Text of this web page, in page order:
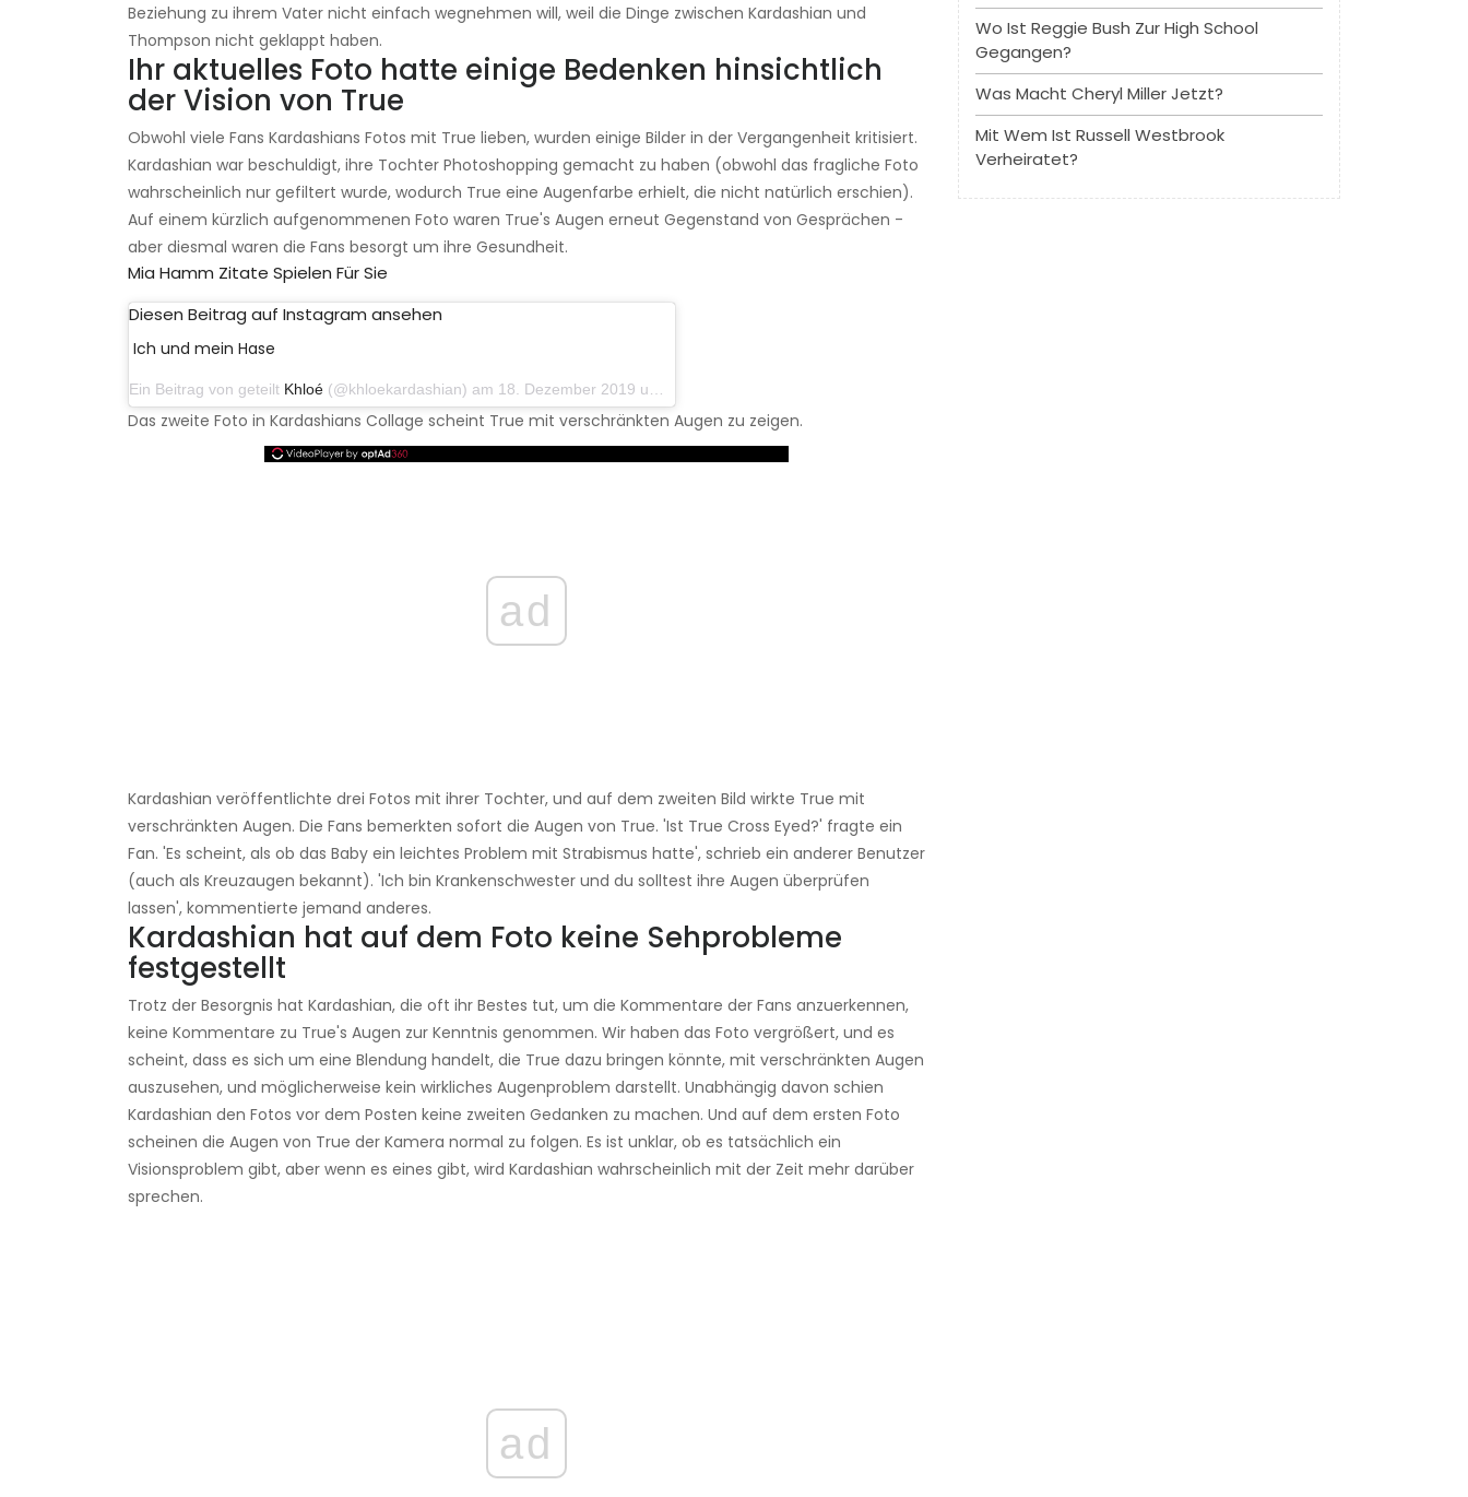
Beziehung zu ihrem Vater nicht einfach wegnehmen will, weil die Dinge zwischen Kardashian und
Thompson nicht geklappt haben.
Ihr aktuelles Foto hatte einige Bedenken hinsichtlich
der Vision von True
Obwohl viele Fans Kardashians Fotos mit True lieben, wurden einige Bilder in der Vergangenheit kritisiert.
Kardashian war beschuldigt, ihre Tochter Photoshopping gemacht zu haben (obwohl das fragliche Foto
wahrscheinlich nur gefiltert wurde, wodurch True eine Augenfarbe erhielt, die nicht natürlich erschien).
Auf einem kürzlich aufgenommenen Foto waren True's Augen erneut Gegenstand von Gesprächen -
aber diesmal waren die Fans besorgt um ihre Gesundheit.
Mia Hamm Zitate Spielen Für Sie
Diesen Beitrag auf Instagram ansehen
Ich und mein Hase
Ein Beitrag von geteilt Khloé (@khloekardashian) am 18. Dezember 2019 um 11:40 Uhr PST
Das zweite Foto in Kardashians Collage scheint True mit verschränkten Augen zu zeigen.
ad
Kardashian veröffentlichte drei Fotos mit ihrer Tochter, und auf dem zweiten Bild wirkte True mit
verschränkten Augen. Die Fans bemerkten sofort die Augen von True. 'Ist True Cross Eyed?' fragte ein
Fan. 'Es scheint, als ob das Baby ein leichtes Problem mit Strabismus hatte', schrieb ein anderer Benutzer
(auch als Kreuzaugen bekannt). 'Ich bin Krankenschwester und du solltest ihre Augen überprüfen
lassen', kommentierte jemand anderes.
Kardashian hat auf dem Foto keine Sehprobleme
festgestellt
Trotz der Besorgnis hat Kardashian, die oft ihr Bestes tut, um die Kommentare der Fans anzuerkennen,
keine Kommentare zu True's Augen zur Kenntnis genommen. Wir haben das Foto vergrößert, und es
scheint, dass es sich um eine Blendung handelt, die True dazu bringen könnte, mit verschränkten Augen
auszusehen, und möglicherweise kein wirkliches Augenproblem darstellt. Unabhängig davon schien
Kardashian den Fotos vor dem Posten keine zweiten Gedanken zu machen. Und auf dem ersten Foto
scheinen die Augen von True der Kamera normal zu folgen. Es ist unklar, ob es tatsächlich ein
Visionsproblem gibt, aber wenn es eines gibt, wird Kardashian wahrscheinlich mit der Zeit mehr darüber
sprechen.
ad
Wo Ist Reggie Bush Zur High School
Gegangen?
Was Macht Cheryl Miller Jetzt?
Mit Wem Ist Russell Westbrook
Verheiratet?